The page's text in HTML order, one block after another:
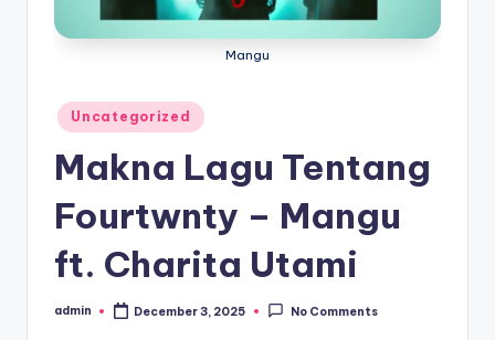
Mangu
Posted
in
Uncategorized
Makna Lagu Tentang
Fourtwnty – Mangu
ft. Charita Utami
Posted
admin December 3, 2025 No Comments